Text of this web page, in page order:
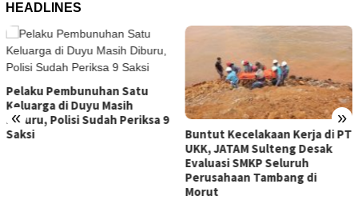
HEADLINES
« »
9
Buntut Kecelakaan Kerja di PT
UKK, JATAM Sulteng Desak
Dasar Sungai Jembatan
Baliara Turun 1,5 Meter,
Parimo Lakukan
Darurat